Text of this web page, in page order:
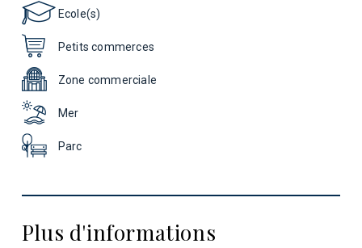
Ecole(s)
Petits commerces
Zone commerciale
Mer
Parc
Plus d'informations